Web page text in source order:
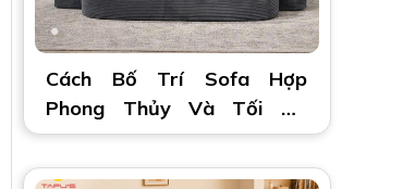
Cách Bố Trí Sofa Hợp
Phong Thủy Và Tối Ưu
Không Gian